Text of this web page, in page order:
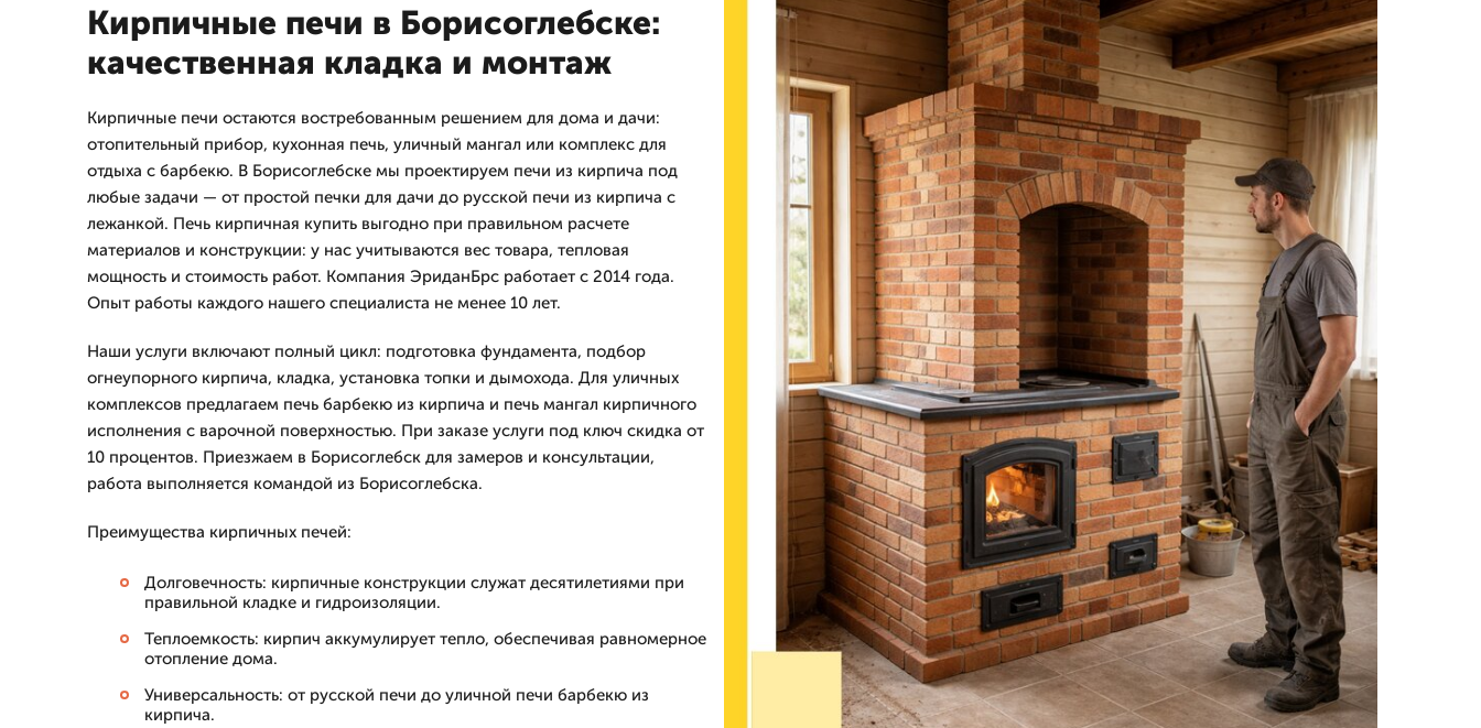
Кирпичные печи в Борисоглебске:
качественная кладка и монтаж
Кирпичные печи остаются востребованным решением для дома и дачи:
отопительный прибор, кухонная печь, уличный мангал или комплекс для
отдыха с барбекю. В Борисоглебске мы проектируем печи из кирпича под
любые задачи — от простой печки для дачи до русской печи из кирпича с
лежанкой. Печь кирпичная купить выгодно при правильном расчете
материалов и конструкции: у нас учитываются вес товара, тепловая
мощность и стоимость работ. Компания ЭриданБрс работает с 2014 года.
Опыт работы каждого нашего специалиста не менее 10 лет.
Наши услуги включают полный цикл: подготовка фундамента, подбор
огнеупорного кирпича, кладка, установка топки и дымохода. Для уличных
комплексов предлагаем печь барбекю из кирпича и печь мангал кирпичного
исполнения с варочной поверхностью. При заказе услуги под ключ скидка от
10 процентов. Приезжаем в Борисоглебск для замеров и консультации,
работа выполняется командой из Борисоглебска.
Преимущества кирпичных печей:
Долговечность: кирпичные конструкции служат десятилетиями при
правильной кладке и гидроизоляции.
Теплоемкость: кирпич аккумулирует тепло, обеспечивая равномерное
отопление дома.
Универсальность: от русской печи до уличной печи барбекю из
кирпича.